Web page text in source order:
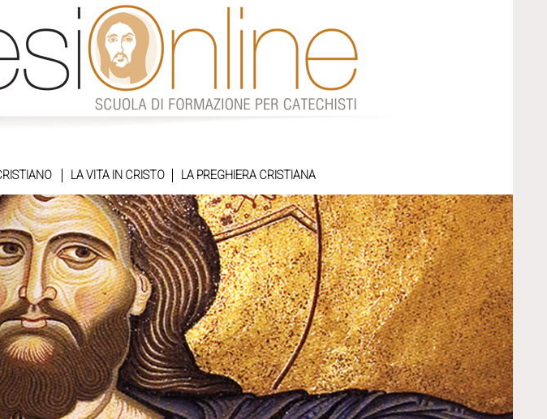
LA VITA IN CRISTO LA PREGHIERA CRISTIANA